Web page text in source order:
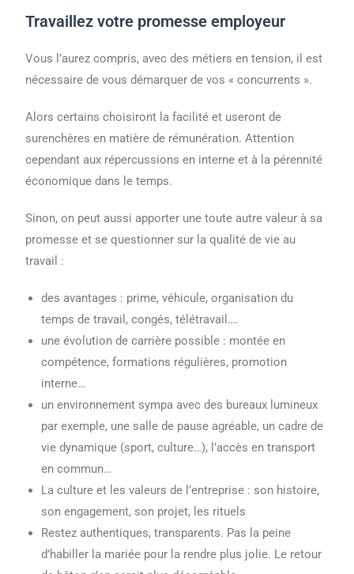
Travaillez votre promesse employeur
Vous l’aurez compris, avec des métiers en tension, il est
nécessaire de vous démarquer de vos « concurrents ».
Alors certains choisiront la facilité et useront de
surenchères en matière de rémunération. Attention
cependant aux répercussions en interne et à la pérennité
économique dans le temps.
Sinon, on peut aussi apporter une toute autre valeur à sa
promesse et se questionner sur la qualité de vie au
travail :
des avantages : prime, véhicule, organisation du
temps de travail, congés, télétravail….
une évolution de carrière possible : montée en
compétence, formations régulières, promotion
interne…
un environnement sympa avec des bureaux lumineux
par exemple, une salle de pause agréable, un cadre de
vie dynamique (sport, culture…), l’accès en transport
en commun…
La culture et les valeurs de l’entreprise : son histoire,
son engagement, son projet, les rituels
Restez authentiques, transparents. Pas la peine
d’habiller la mariée pour la rendre plus jolie. Le retour